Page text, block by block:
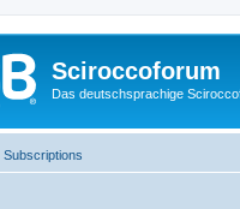
Sciroccoforum
Das deutschsprachige
Subscriptions